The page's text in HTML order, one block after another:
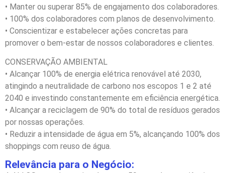
• Manter ou superar 85% de engajamento dos colaboradores.
• 100% dos colaboradores com planos de desenvolvimento.
• Conscientizar e estabelecer ações concretas para
promover o bem-estar de nossos colaboradores e clientes.
CONSERVAÇÃO AMBIENTAL
• Alcançar 100% de energia elétrica renovável até 2030,
atingindo a neutralidade de carbono nos escopos 1 e 2 até
2040 e investindo constantemente em eficiência energética.
• Alcançar a reciclagem de 90% do total de resíduos gerados
por nossas operações.
• Reduzir a intensidade de água em 5%, alcançando 100% dos
shoppings com reuso de água.
Relevância para o Negócio: